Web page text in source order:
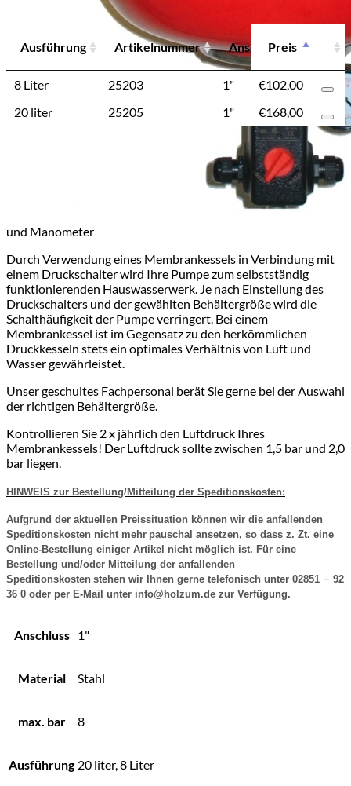
Ausführung Artikelnummer Anschluss
Ausführung Artikelnummer Anschluss
8 Liter 25203 1"
Stahl
20 liter
25205 1" Stahl
Preis
€102,00
€168,00
und Manometer
Durch Verwendung eines Membrankessels in Verbindung mit
einem Druckschalter wird Ihre Pumpe zum selbstständig
funktionierenden Hauswasserwerk. Je nach Einstellung des
Druckschalters und der gewählten Behältergröße wird die
Schalthäufigkeit der Pumpe verringert. Bei einem
Membrankessel ist im Gegensatz zu den herkömmlichen
Druckkesseln stets ein optimales Verhältnis von Luft und
Wasser gewährleistet.
Unser geschultes Fachpersonal berät Sie gerne bei der Auswahl
der richtigen Behältergröße.
Kontrollieren Sie 2 x jährlich den Luftdruck Ihres
Membrankessels! Der Luftdruck sollte zwischen 1,5 bar und 2,0
bar liegen.
HINWEIS zur Bestellung/Mitteilung der Speditionskosten:
Aufgrund der aktuellen Preissituation können wir die anfallenden
Speditionskosten nicht mehr pauschal ansetzen, so dass z. Zt. eine
Online-Bestellung einiger Artikel nicht möglich ist. Für eine
Bestellung und/oder Mitteilung der anfallenden
Speditionskosten stehen wir Ihnen gerne telefonisch unter 02851 – 92
36 0 oder per E-Mail unter info@holzum.de zur Verfügung.
Anschluss 1"
Material Stahl
max. bar 8
Ausführung 20 liter, 8 Liter